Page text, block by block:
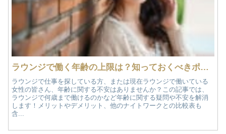
ラウンジで働く年齢の上限は？知っておくべきポイントを紹介
ラウンジで仕事を探している方、または現在ラウンジで働いている
女性の皆さん、年齢に関する不安はありませんか？この記事では、
ラウンジで何歳まで働けるのかなど年齢に関する疑問や不安を解消
します！メリットやデメリット、他のナイトワークとの比較表も
含...